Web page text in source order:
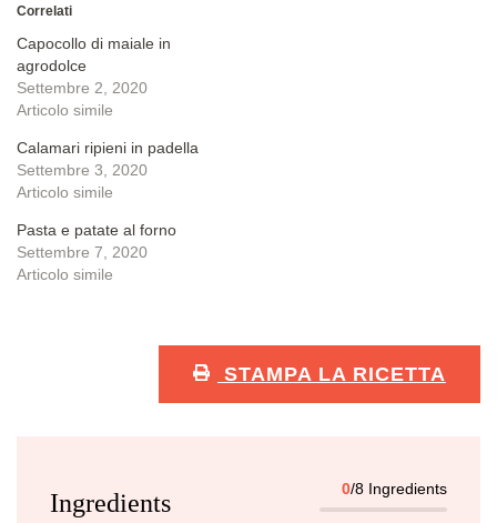
Correlati
Capocollo di maiale in
agrodolce
Settembre 2, 2020
Articolo simile
Calamari ripieni in padella
Settembre 3, 2020
Articolo simile
Pasta e patate al forno
Settembre 7, 2020
Articolo simile
STAMPA LA RICETTA
Ingredients
0/8 Ingredients